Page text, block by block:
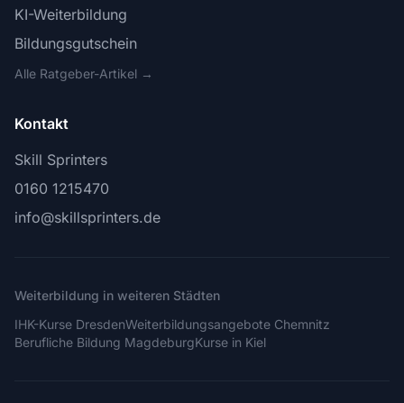
KI-Weiterbildung
Bildungsgutschein
Alle Ratgeber-Artikel →
Kontakt
Skill Sprinters
0160 1215470
info@skillsprinters.de
Weiterbildung in weiteren Städten
IHK-Kurse DresdenWeiterbildungsangebote Chemnitz
Berufliche Bildung MagdeburgKurse in Kiel